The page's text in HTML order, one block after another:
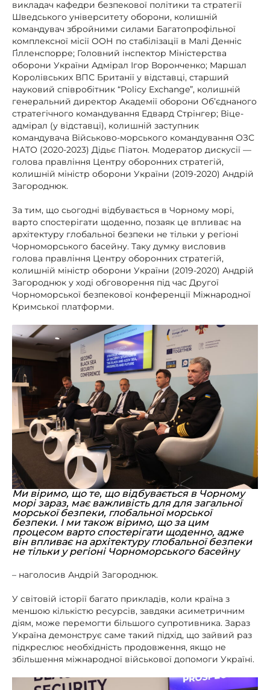
викладач кафедри безпекової політики та стратегії
Шведського університету оборони, колишній
командувач збройними силами Багатопрофільної
комплексної місії ООН по стабілізації в Малі Денніс
Ґілленспорре; Головний інспектор Міністерства
оборони України Адмірал Ігор Воронченко; Маршал
Королівських ВПС Британії у відставці, старший
науковий співробітник “Policy Exchange”, колишній
генеральний директор Академії оборони Об’єднаного
стратегічного командування Едвард Стрінгер; Віце-
адмірал (у відставці), колишній заступник
командувача Військово-морського командування ОЗС
НАТО (2020-2023) Дідьє Піатон. Модератор дискусії —
голова правління Центру оборонних стратегій,
колишній міністр оборони України (2019-2020) Андрій
Загороднюк.
За тим, що сьогодні відбувається в Чорному морі,
варто спостерігати щоденно, позаяк це впливає на
архітектуру глобальної безпеки не тільки у регіоні
Чорноморського басейну. Таку думку висловив
голова правління Центру оборонних стратегій,
колишній міністр оборони України (2019-2020) Андрій
Загороднюк у ході обговорення під час Другої
Чорноморської безпекової конференції Міжнародної
Кримської платформи.
Ми віримо, що те, що відбувається в Чорному
морі зараз, має важливість для для загальної
морської безпеки, глобальної морської
безпеки. І ми також віримо, що за цим
процесом варто спостерігати щоденно, адже
він впливає на архітектуру глобальної безпеки
не тільки у регіоні Чорноморського басейну
– наголосив Андрій Загороднюк.
У світовій історії багато прикладів, коли країна з
меншою кількістю ресурсів, завдяки асиметричним
діям, може перемогти більшого супротивника. Зараз
Україна демонструє саме такий підхід, що зайвий раз
підкреслює необхідність продовження, якщо не
збільшення міжнародної військової допомоги Україні.